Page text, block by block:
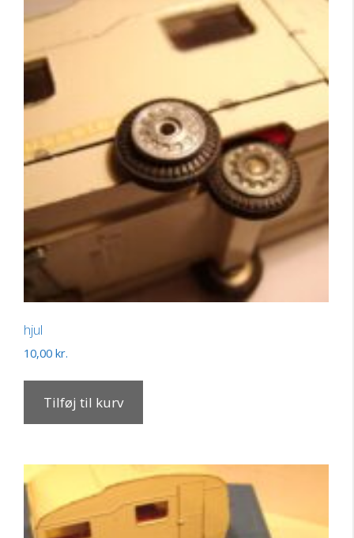
hjul
10,00 kr.
Tilføj til kurv